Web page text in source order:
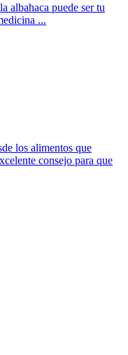
albahaca puede ser tu
...
los alimentos que
consejo para que